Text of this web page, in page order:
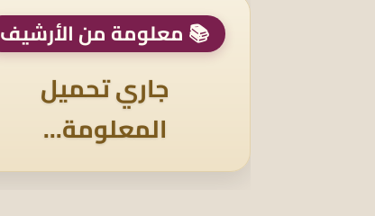
📚 معلومة من الأرشيف
جاري تحميل
المعلومة...